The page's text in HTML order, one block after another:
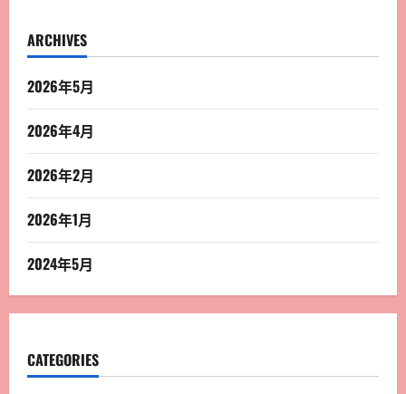
ARCHIVES
2026年5月
2026年4月
2026年2月
2026年1月
2024年5月
CATEGORIES